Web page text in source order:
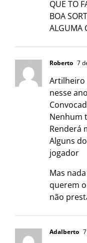
QUE TO
BOA
ALGUMA
Roberto 7
Artilheiro
nesse
Nenhum
Renderá
Alguns
jogador
Mas
querem
não
Adalberto